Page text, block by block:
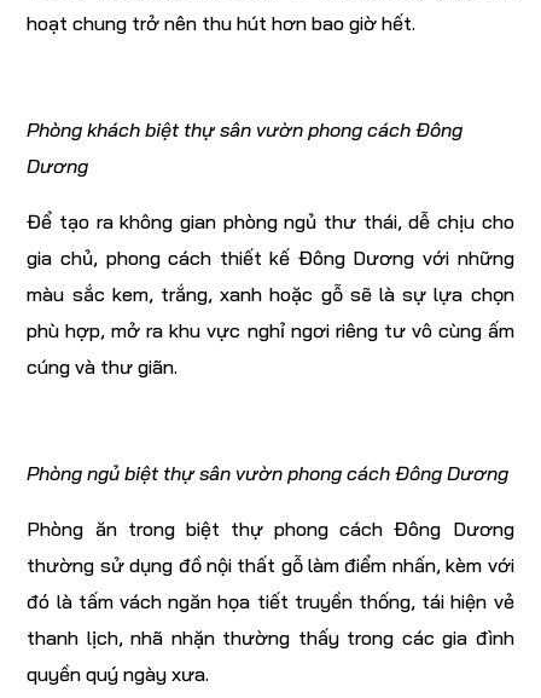
hoạt chung trở nên thu hút hơn bao giờ hết.
Phòng khách biệt thự sân vườn phong cách Đông
Dương
Để tạo ra không gian phòng ngủ thư thái, dễ chịu cho
gia chủ, phong cách thiết kế Đông Dương với những
màu sắc kem, trắng, xanh hoặc gỗ sẽ là sự lựa chọn
phù hợp, mở ra khu vực nghỉ ngơi riêng tư vô cùng ấm
cúng và thư giãn.
Phòng ngủ biệt thự sân vườn phong cách Đông Dương
Phòng ăn trong biệt thự phong cách Đông Dương
thường sử dụng đồ nội thất gỗ làm điểm nhấn, kèm với
đó là tấm vách ngăn họa tiết truyền thống, tái hiện vẻ
thanh lịch, nhã nhặn thường thấy trong các gia đình
quyền quý ngày xưa.